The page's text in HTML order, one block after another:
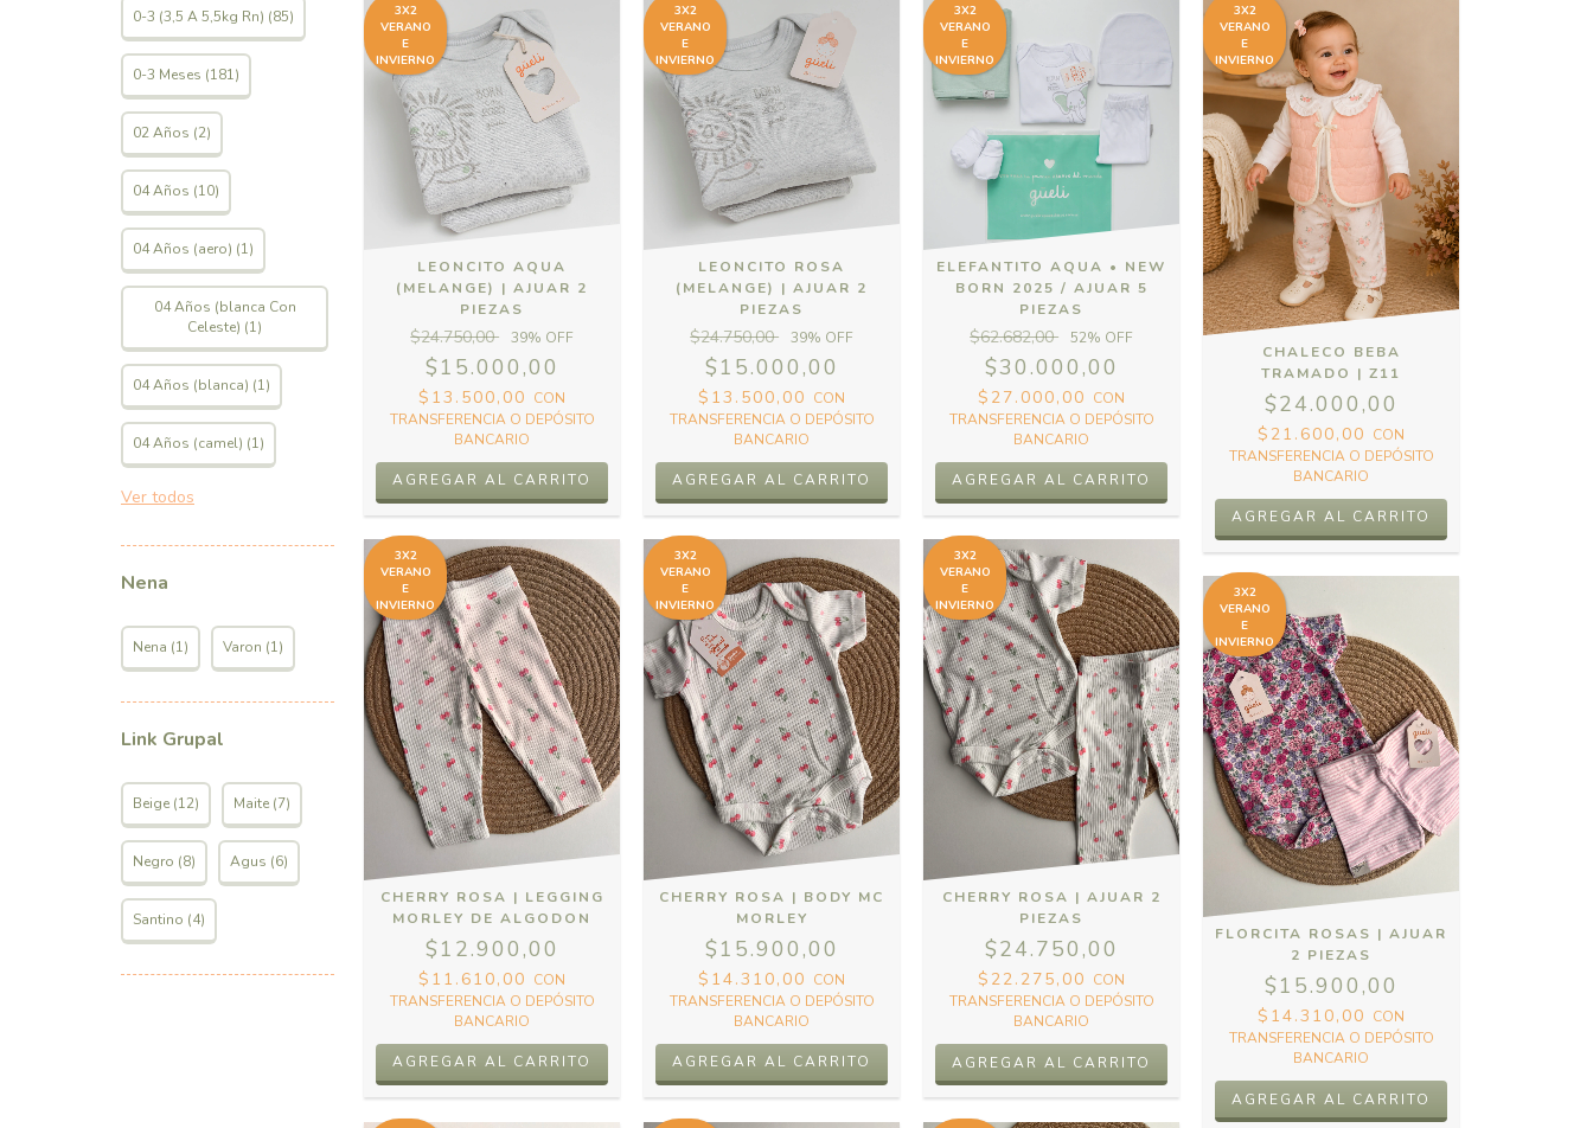
0-3 (3,5 A 5,5kg Rn) (85)
0-3 Meses (181)
02 Años (2)
04 Años (10)
04 Años (aero) (1)
04 Años (blanca Con
Celeste) (1)
04 Años (blanca) (1)
04 Años (camel) (1)
Ver todos
Nena
Nena (1) Varon (1)
Link Grupal
Beige (12) Maite (7)
Negro (8) Agus (6)
Santino (4)
3X2
VERANO
E
INVIERNO
LEONCITO AQUA
(MELANGE) | AJUAR 2
PIEZAS
$24.750,00 39% OFF
$15.000,00
$13.500,00 CON
TRANSFERENCIA O DEPÓSITO
BANCARIO
3X2
VERANO
E
INVIERNO
LEONCITO ROSA
(MELANGE) | AJUAR 2
PIEZAS
$24.750,00 39% OFF
$15.000,00
$13.500,00 CON
TRANSFERENCIA O DEPÓSITO
BANCARIO
3X2
VERANO
E
INVIERNO
ELEFANTITO AQUA • NEW
BORN 2025 / AJUAR 5
PIEZAS
$62.682,00 52% OFF
$30.000,00
$27.000,00 CON
TRANSFERENCIA O DEPÓSITO
BANCARIO
3X2
VERANO
E
INVIERNO
CHALECO BEBA
TRAMADO | Z11
$24.000,00
$21.600,00 CON
TRANSFERENCIA O DEPÓSITO
BANCARIO
AGREGAR AL CARRITO
3X2
VERANO
E
INVIERNO
CHERRY ROSA | LEGGING
MORLEY DE ALGODON
$12.900,00
$11.610,00 CON
TRANSFERENCIA O DEPÓSITO
BANCARIO
AGREGAR AL CARRITO
3X2
VERANO
E
INVIERNO
CHERRY ROSA | BODY MC
MORLEY
$15.900,00
$14.310,00 CON
TRANSFERENCIA O DEPÓSITO
BANCARIO
AGREGAR AL CARRITO
3X2
VERANO
E
INVIERNO
CHERRY ROSA | AJUAR 2
PIEZAS
$24.750,00
$22.275,00 CON
TRANSFERENCIA O DEPÓSITO
BANCARIO
3X2
VERANO
E
INVIERNO
FLORCITA ROSAS | AJUAR
2 PIEZAS
$15.900,00
$14.310,00 CON
TRANSFERENCIA O DEPÓSITO
BANCARIO